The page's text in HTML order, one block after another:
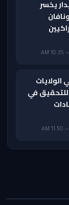
يخسر
في